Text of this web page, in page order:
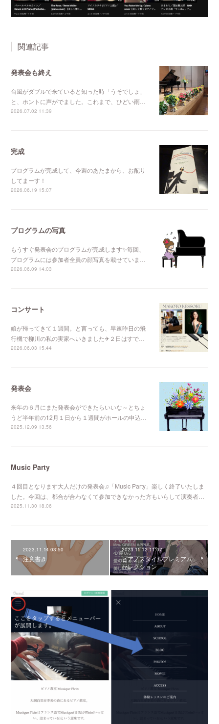
関連記事
発表会も終え
台風がダブルで来ていると知った時「うそでしょ」
と、ホントに声がでました。これまで、ひどい雨…
2026.07.02 11:39
完成
プログラムが完成して、今週のあたまから、お配り
してまーす！
2026.06.19 15:07
プログラムの写真
もうすぐ発表会のプログラムが完成します✨毎回、
プログラムには参加者全員の顔写真を載せていま…
2026.06.09 14:03
コンサート
娘が帰ってきて１週間。と言っても、早速昨日の飛
行機で柳川の私の実家へいきました✈２日はすで…
2026.06.03 15:44
発表会
来年の６月にまた発表会ができたらいいな～とちょ
うど半年前の12月１日から１週間がホールの申込…
2025.12.09 13:56
Music Party
４回目となります大人だけの発表会♫「Music Party」楽しく終了いたしま
した。今回は、都合が合わなくて参加できなかった方もいらして演奏者…
2025.11.30 18:06
2023.11.14 03:50
注意書き
2023.11.12 11:07
ピアノスタイルプレミアム
セレクション